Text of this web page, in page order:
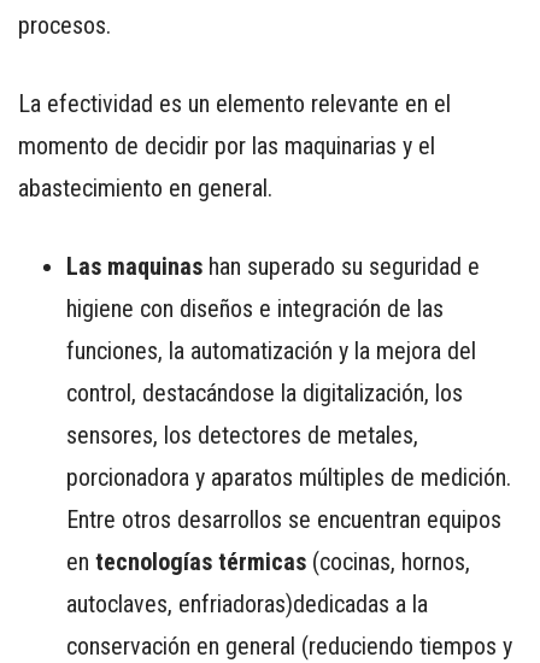
procesos.
La efectividad es un elemento relevante en el
momento de decidir por las maquinarias y el
abastecimiento en general.
Las maquinas han superado su seguridad e
higiene con diseños e integración de las
funciones, la automatización y la mejora del
control, destacándose la digitalización, los
sensores, los detectores de metales,
porcionadora y aparatos múltiples de medición.
Entre otros desarrollos se encuentran equipos
en tecnologías térmicas (cocinas, hornos,
autoclaves, enfriadoras)dedicadas a la
conservación en general (reduciendo tiempos y